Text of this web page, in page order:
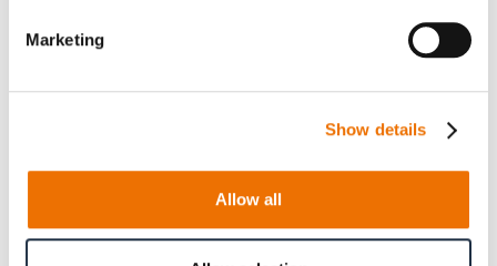
Marketing
Show details
Allow all
Produkt anfragen